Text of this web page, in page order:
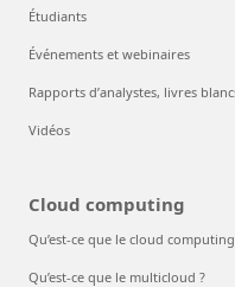
Étudiants
Événements et webinaires
Rapports d’analystes, livres
Vidéos
Cloud computing
Qu’est-ce que le cloud
Qu’est-ce que le multicloud ?